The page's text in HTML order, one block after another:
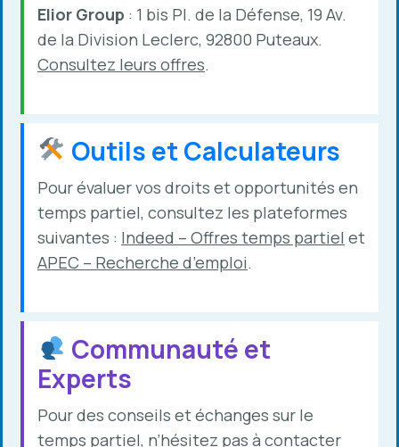
Elior Group : 1 bis Pl. de la Défense, 19 Av.
de la Division Leclerc, 92800 Puteaux.
Consultez leurs offres.
Outils et Calculateurs
Pour évaluer vos droits et opportunités en
temps partiel, consultez les plateformes
suivantes : Indeed – Offres temps partiel et
APEC – Recherche d’emploi.
Communauté et
Experts
Pour des conseils et échanges sur le
temps partiel, n’hésitez pas à contacter